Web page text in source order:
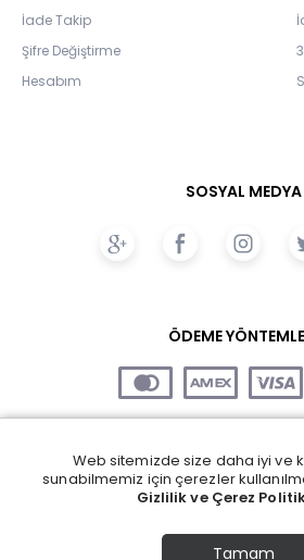
İade Takip
Şifre Değiştirme
Hesabım
SOSYAL MEDYA
ÖDEME
Web sitemizde size daha iyi ve
sunabilmemiz için çerezler
Gizlilik ve Çerez
Tamam